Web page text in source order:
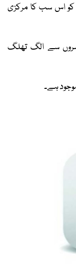
کو اس سب کا مرکزی
سے الگ تھلگ
ہے۔